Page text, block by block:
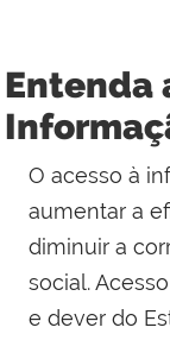
Entenda
O acesso à
aumentar a
diminuir a
social.
e dever do